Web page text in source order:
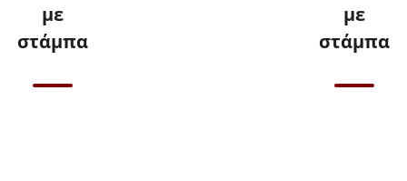
με
στάμπα
με
στάμπα